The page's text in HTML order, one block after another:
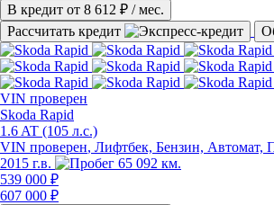
В кредит от 8 612 ₽ / мес.
Рассчитать кредит
VIN проверен
Skoda Rapid
1.6 AT (105 л.с.)
VIN проверен, Лифтбек, Бензин, Автомат,
2015 г.в.
65 092 км.
539 000 ₽
607 000 ₽